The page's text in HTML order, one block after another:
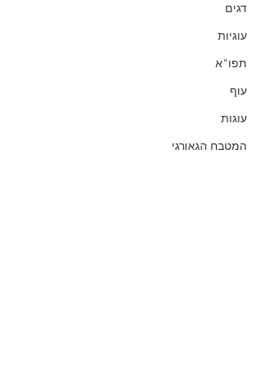
דגים
עוגיות
תפו"א
עוף
עוגות
המטבח הגאורגי